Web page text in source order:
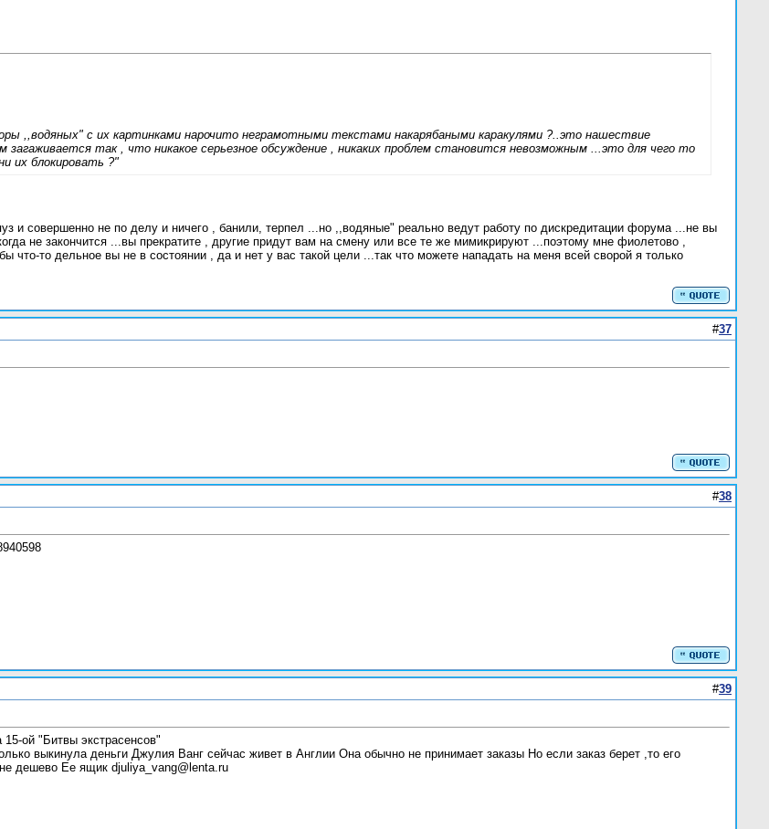
,,водяных" с их картинками нарочито неграмотными текстами накарябаными каракулями ?..это нашествие
загаживается так , что никакое серьезное обсуждение , никаких проблем становится невозможным ...это для чего то
их блокировать ?"
и совершенно не по делу и ничего , банили, терпел ...но ,,водяные" реально ведут работу по дискредитации форума ...не вы
не закончится ...вы прекратите , другие придут вам на смену или все те же мимикрируют ...поэтому мне фиолетово ,
что-то дельное вы не в состоянии , да и нет у вас такой цели ...так что можете нападать на меня всей сворой я только
#37
#38
#39
ой "Битвы экстрасенсов"
выкинула деньги Джулия Ванг сейчас живет в Англии Она обычно не принимает заказы Но если заказ берет ,то его
дешево Ее ящик djuliya_vang@lenta.ru